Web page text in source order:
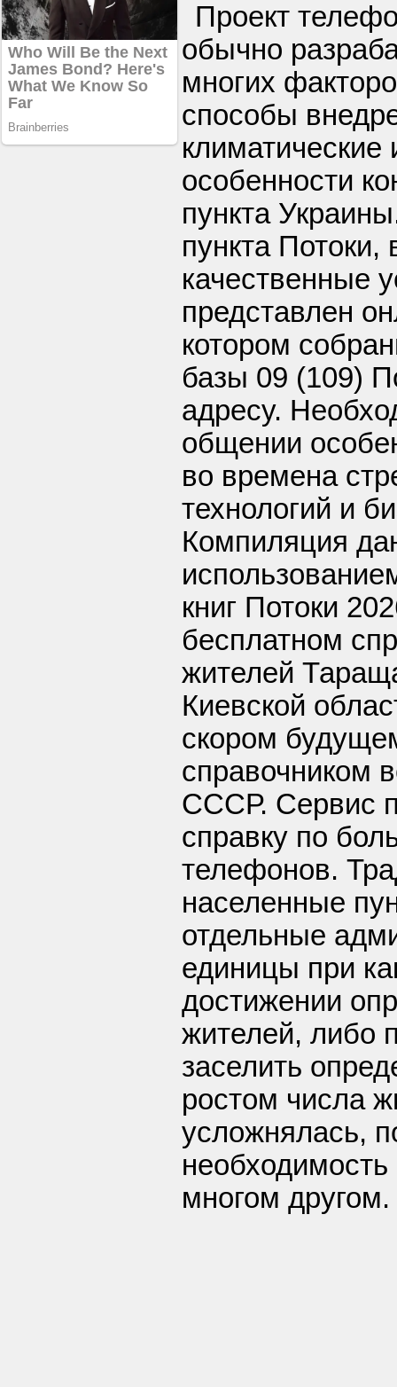
Проект
обычно
многих
способы
климатические
особенности
пункта
пункта
качественные
представлен
котором
базы 09 (109)
адресу.
общении
во времена
технологий и
Компиляция
книг Потоки
бесплатном
жителей
Киевской
скором
справочником
СССР. Сервис
справку по
телефонов.
населенные
отдельные
единицы при
достижении
жителей, либо
заселить
ростом числа
усложнялась,
многом другом.